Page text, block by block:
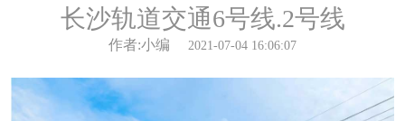
长沙轨道交通6号线.2号线
作者:小编 2021-07-04 16:06:07